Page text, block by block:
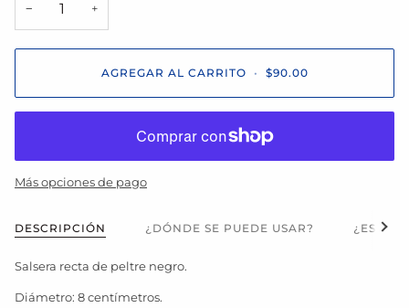
− +
AGREGAR AL CARRITO • $90.00
Más opciones de pago
DESCRIPCIÓN ¿DÓNDE SE PUEDE USAR? ¿ESVer
Salsera recta de peltre negro.
Diámetro: 8 centímetros.